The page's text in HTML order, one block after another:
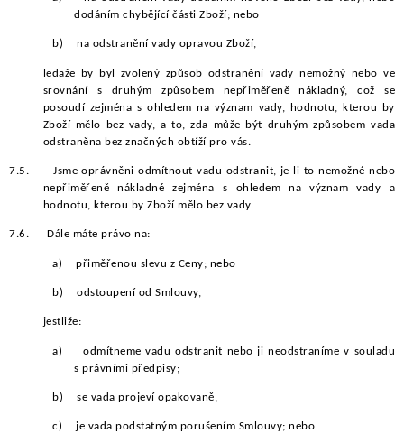
dodáním chybějící části Zboží; nebo
b) na odstranění vady opravou Zboží,
ledaže by byl zvolený způsob odstranění vady nemožný nebo ve
srovnání s druhým způsobem nepřiměřeně nákladný, což se
posoudí zejména s ohledem na význam vady, hodnotu, kterou by
Zboží mělo bez vady, a to, zda může být druhým způsobem vada
odstraněna bez značných obtíží pro vás.
7.5.
Jsme oprávněni odmítnout vadu odstranit, je-li to nemožné nebo
nepřiměřeně nákladné zejména s ohledem na význam vady a
hodnotu, kterou by Zboží mělo bez vady.
7.6. Dále máte právo na:
a) přiměřenou slevu z Ceny; nebo
b) odstoupení od Smlouvy,
jestliže:
a)
odmítneme vadu odstranit nebo ji neodstraníme v souladu
s právními předpisy;
b) se vada projeví opakovaně,
c) je vada podstatným porušením Smlouvy; nebo